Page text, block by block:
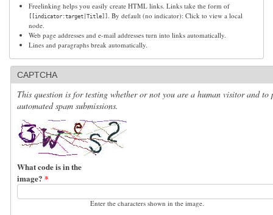
Freelinking helps you easily create HTML links. Links take the form of
[[indicator:target|Title]]
. By default (no indicator): Click to view a local
node.
Web page addresses and e-mail addresses turn into links automatically.
Lines and paragraphs break automatically.
CAPTCHA
This question is for testing whether or not you are a human visitor and to
automated spam submissions.
What code is in the
image? *
Enter the characters shown in the image.